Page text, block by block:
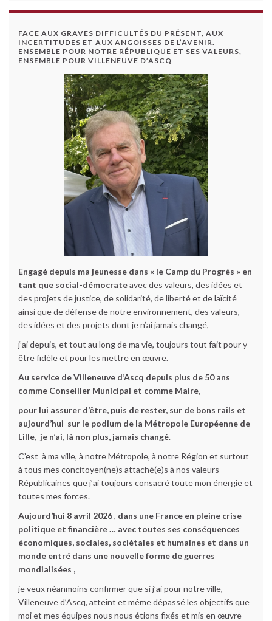
FACE AUX GRAVES DIFFICULTÉS DU PRÉSENT, AUX
INCERTITUDES ET AUX ANGOISSES DE L’AVENIR.
ENSEMBLE POUR NOTRE RÉPUBLIQUE ET SES VALEURS,
ENSEMBLE POUR VILLENEUVE D’ASCQ
Engagé depuis ma jeunesse dans « le Camp du Progrès » en
tant que social-démocrateavec des valeurs, des idées et
des projets de justice, de solidarité, de liberté et de laïcité
ainsi que de défense de notre environnement, des valeurs,
des idées et des projets dont je n’ai jamais changé,
j’ai depuis, et tout au long de ma vie, toujours tout fait pour y
être fidèle et pour les mettre en œuvre.
Au service de Villeneuve d’Ascq depuis plus de 50 ans
comme Conseiller Municipal et comme Maire,
pour lui assurer d’être, puis de rester, sur de bons rails et
aujourd’hui sur le podium de la Métropole Européenne de
Lille, je n’ai, là non plus, jamais changé.
C’est à ma ville, à notre Métropole, à notre Région et surtout
à tous mes concitoyen(ne)s attaché(e)s à nos valeurs
Républicaines que j’ai toujours consacré toute mon énergie et
toutes mes forces.
Aujourd’hui 8 avril 2026, dans une France en pleine crise
politique et financière … avec toutes ses conséquences
économiques, sociales, sociétales et humaines et dans un
monde entré dans une nouvelle forme de guerres
mondialisées ,
je veux néanmoins confirmer que si j’ai pour notre ville,
Villeneuve d’Ascq, atteint et même dépassé les objectifs que
moi et mes équipes nous nous étions fixés et mis en œuvre